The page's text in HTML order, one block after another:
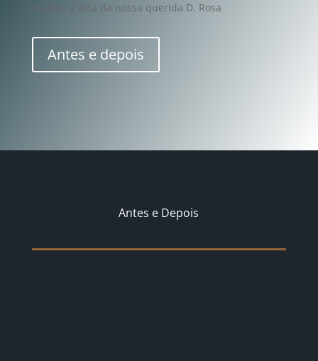
mudou a vida da nossa querida D. Rosa
Antes e depois
Antes e Depois